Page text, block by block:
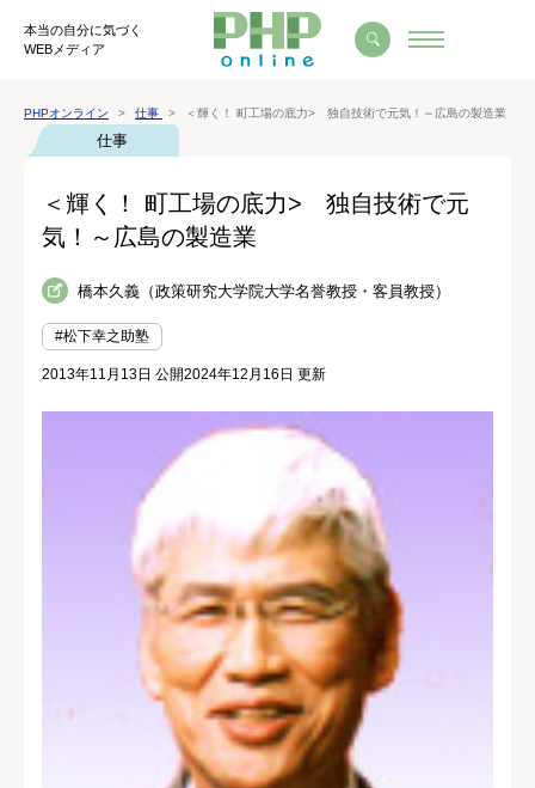
本当の自分に気づく
WEBメディア
PHPオンライン 仕事 ＜輝く！ 町工場の底力> 独自技術で元気！～広島の製造業
仕事
＜輝く！ 町工場の底力> 独自技術で元
気！～広島の製造業
橋本久義（政策研究大学院大学名誉教授・客員教授）
#松下幸之助塾
2013年11月13日 公開2024年12月16日 更新